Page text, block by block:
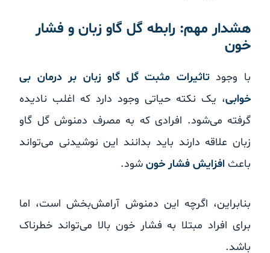
هشدار مهم: رابطه گل گاو زبان و فشار
خون
با وجودتاثیرات مثبت گل گاو زبان بر درمان بی
خوابی، یک نکته حیاتی وجود دارد که اغلب نادیده
گرفته می‌شود. افرادی که به مصرف دمنوش گل گاو
زبان علاقه دارند باید بدانند این نوشیدنی می‌تواند
باعثافزایش فشار خونشود.
بنابراین، اگرچه این دمنوش آرامش‌بخش است، اما
برای افراد مبتلا به فشار خون بالا می‌تواند خطرناک
باشد.